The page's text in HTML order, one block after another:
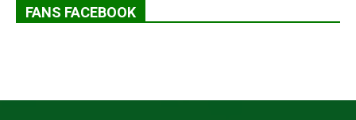
FANS FACEBOOK